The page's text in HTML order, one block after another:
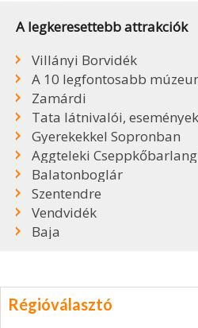
A legkeresettebb attrakciók
Villányi Borvidék
A 10 legfontosabb
Zamárdi
Tata látnivalói, események
Gyerekekkel Sopronban
Aggteleki Cseppkőbarlang
Balatonboglár
Szentendre
Vendvidék
Baja
Régióválasztó